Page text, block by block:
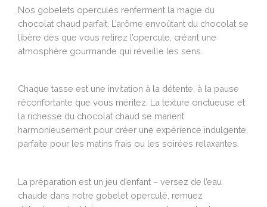
Nos gobelets operculés renferment la magie du
chocolat chaud parfait. L’arôme envoûtant du chocolat se
libère dès que vous retirez l’opercule, créant une
atmosphère gourmande qui réveille les sens.
Chaque tasse est une invitation à la détente, à la pause
réconfortante que vous méritez. La texture onctueuse et
la richesse du chocolat chaud se marient
harmonieusement pour créer une expérience indulgente,
parfaite pour les matins frais ou les soirées relaxantes.
La préparation est un jeu d’enfant – versez de l’eau
chaude dans notre gobelet operculé, remuez